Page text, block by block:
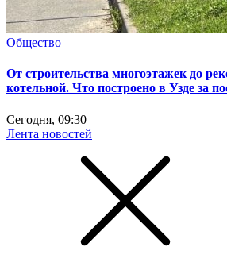
Общество
От строительства многоэтажек до
котельной. Что построено в Узде за
Сегодня, 09:30
Лента новостей